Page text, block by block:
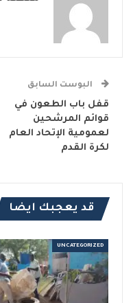
البوست السابق
قفل باب الطعون في
قوائم المرشحين
لعمومية الإتحاد العام
لكرة القدم
قد يعجبك ايضا
UNCATEGORIZED